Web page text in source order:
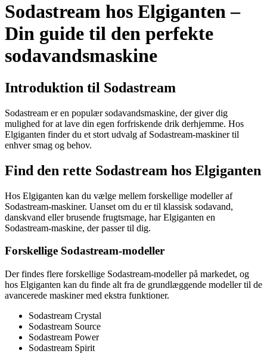
Sodastream hos Elgiganten –
Din guide til den perfekte
sodavandsmaskine
Introduktion til Sodastream
Sodastream er en populær sodavandsmaskine, der giver dig
mulighed for at lave din egen forfriskende drik derhjemme. Hos
Elgiganten finder du et stort udvalg af Sodastream-maskiner til
enhver smag og behov.
Find den rette Sodastream hos Elgiganten
Hos Elgiganten kan du vælge mellem forskellige modeller af
Sodastream-maskiner. Uanset om du er til klassisk sodavand,
danskvand eller brusende frugtsmage, har Elgiganten en
Sodastream-maskine, der passer til dig.
Forskellige Sodastream-modeller
Der findes flere forskellige Sodastream-modeller på markedet, og
hos Elgiganten kan du finde alt fra de grundlæggende modeller til de
avancerede maskiner med ekstra funktioner.
Sodastream Crystal
Sodastream Source
Sodastream Power
Sodastream Spirit